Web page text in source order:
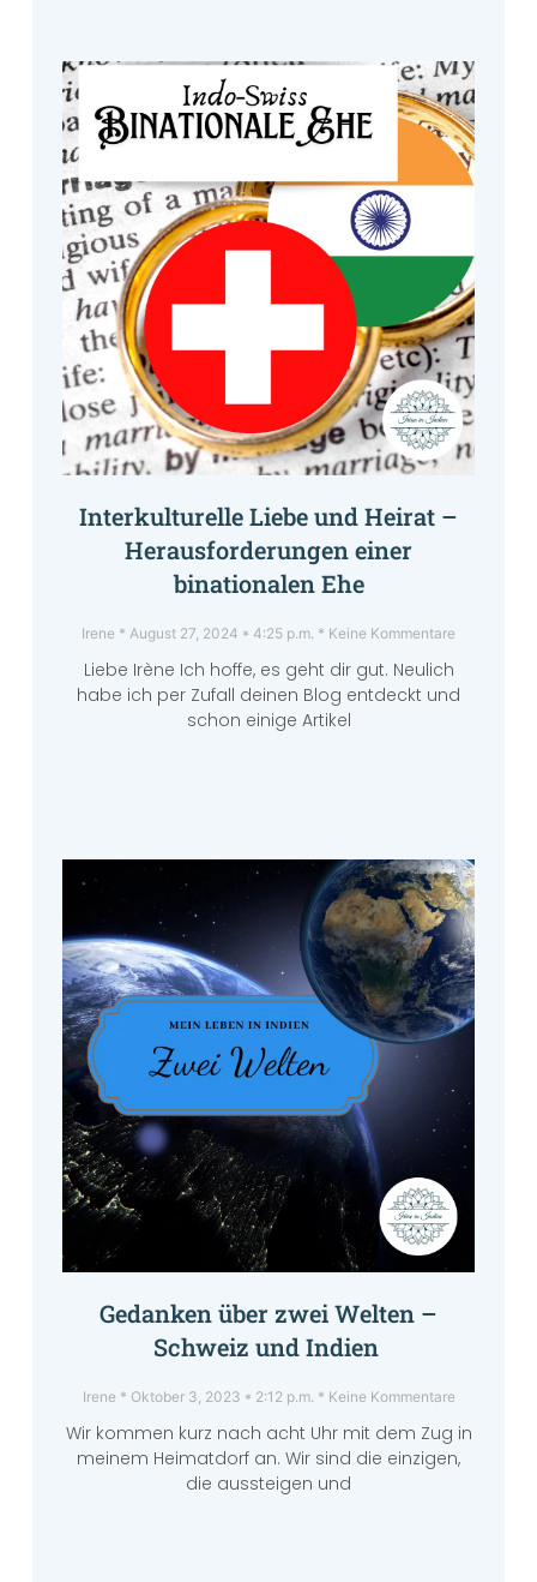
Interkulturelle Liebe und Heirat –
Herausforderungen einer
binationalen Ehe
Irene August 27, 2024 4:25 p.m. Keine Kommentare
Liebe Irène Ich hoffe, es geht dir gut. Neulich
habe ich per Zufall deinen Blog entdeckt und
schon einige Artikel
Gedanken über zwei Welten –
Schweiz und Indien
Irene Oktober 3, 2023 2:12 p.m. Keine Kommentare
Wir kommen kurz nach acht Uhr mit dem Zug in
meinem Heimatdorf an. Wir sind die einzigen,
die aussteigen und